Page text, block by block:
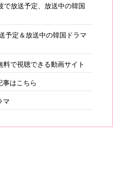
で放送予定、放送中の韓国
予定＆放送中の韓国ドラマ
料で視聴できる動画サイト
事はこちら
マ